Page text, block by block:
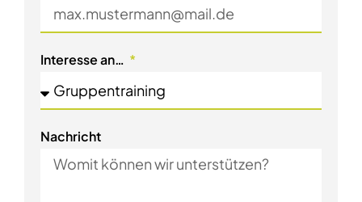
Interesse an…
Nachricht